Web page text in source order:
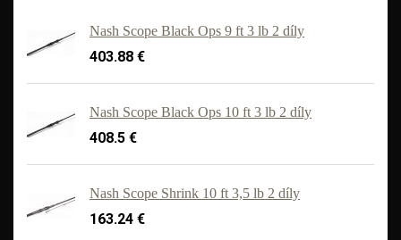
Nash Scope Black Ops 9 ft 3 lb 2 díly
403.88 €
Nash Scope Black Ops 10 ft 3 lb 2 díly
408.5 €
Nash Scope Shrink 10 ft 3,5 lb 2 díly
163.24 €